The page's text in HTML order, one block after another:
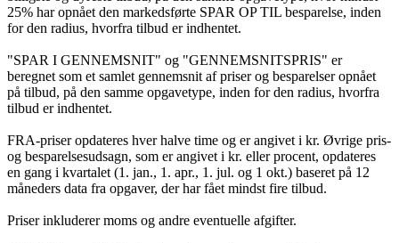
25% har opnået den markedsførte SPAR OP TIL besparelse, inden
for den radius, hvorfra tilbud er indhentet.
"SPAR I GENNEMSNIT" og "GENNEMSNITSPRIS" er
beregnet som et samlet gennemsnit af priser og besparelser opnået
på tilbud, på den samme opgavetype, inden for den radius, hvorfra
tilbud er indhentet.
FRA-priser opdateres hver halve time og er angivet i kr. Øvrige pris-
og besparelsesudsagn, som er angivet i kr. eller procent, opdateres
en gang i kvartalet (1. jan., 1. apr., 1. jul. og 1 okt.) baseret på 12
måneders data fra opgaver, der har fået mindst fire tilbud.
Priser inkluderer moms og andre eventuelle afgifter.